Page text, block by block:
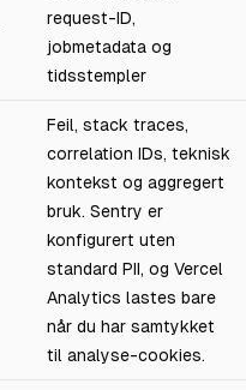
request-ID,
jobmetadata og
tidsstempler
Feil, stack traces,
correlation IDs, teknisk
kontekst og aggregert
bruk. Sentry er
konfigurert uten
standard PII, og Vercel
Analytics lastes bare
når du har samtykket
til analyse-cookies.